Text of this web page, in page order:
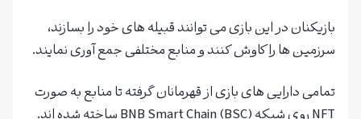
بازیکنان در این بازی می‌ توانند قبیله‌ های خود را بسازند،
سرزمین ‌ها را کاوش کنند و منابع مختلفی جمع‌ آوری نمایند.
تمامی دارایی‌ های بازی از قهرمانان گرفته تا منابع به ‌صورت